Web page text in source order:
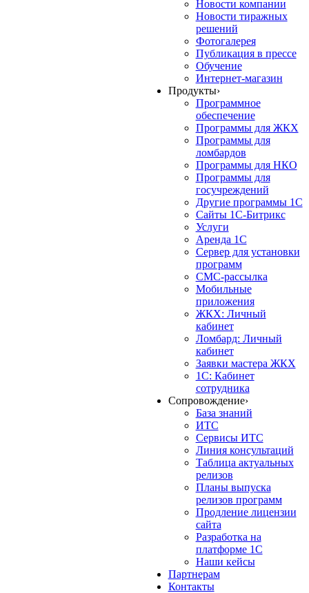
Новости компании
Новости тиражных
решений
Фотогалерея
Публикация в прессе
Обучение
Интернет-магазин
Продукты›
Программное
обеспечение
Программы для ЖКХ
Программы для
ломбардов
Программы для НКО
Программы для
госучреждений
Другие программы 1С
Сайты 1С-Битрикс
Услуги
Аренда 1С
Сервер для установки
программ
СМС-рассылка
Мобильные
приложения
ЖКХ: Личный
кабинет
Ломбард: Личный
кабинет
Заявки мастера ЖКХ
1С: Кабинет
сотрудника
Сопровождение›
База знаний
ИТС
Сервисы ИТС
Линия консультаций
Таблица актуальных
релизов
Планы выпуска
релизов программ
Продление лицензии
сайта
Разработка на
платформе 1С
Наши кейсы
Партнерам
Контакты